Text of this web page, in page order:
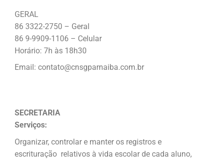
GERAL
86 3322-2750 – Geral
86 9-9909-1106 – Celular
Horário: 7h às 18h30
Email: contato@cnsgparnaiba.com.br
SECRETARIA
Serviços:
Organizar, controlar e manter os registros e
escrituração relativos à vida escolar de cada aluno,